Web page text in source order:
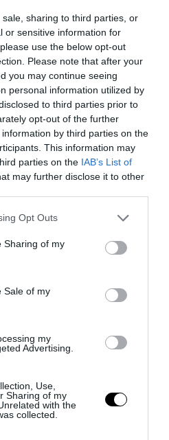
sharing to third parties, or
or sensitive information for
use the below opt-out
Please note that after your
you may continue seeing
personal information utilized by
to third parties prior to
opt-out of the further
by third parties on the
This information may
parties on the IAB’s List of
may further disclose it to other
app uses one or more Google
behaviour. You may click to
and its third-party tags to
purposes in below Google
Opt Outs
Sharing of my
Sale of my
my
Advertising.
Use,
Sharing of my
with the
collected.
φιλικό
λόγω της κρίσης
το «λάδι» στη
ραγδαία την τιμή